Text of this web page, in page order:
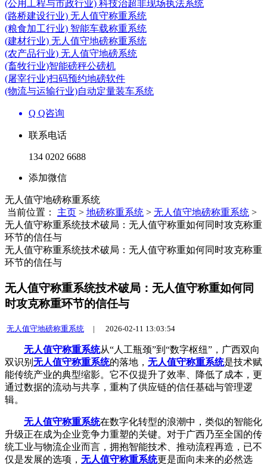
(公用工程与市政行业) 科技治超非现场执法系统
(路桥建设行业) 无人值守称重系统
(粮食加工行业) 智能车载称重系统
(建材行业) 无人值守地磅称重系统
(农产品行业) 无人值守地磅系统
(畜牧行业)智能磅秤公磅机
(屠宰行业)扫码预约地磅软件
(物流与运输行业)自动定量装车系统
Q Q咨询
联系电话
134 0202 6688
添加微信
无人值守地磅称重系统
当前位置： 主页 > 地磅称重系统 > 无人值守地磅称重系统 >
无人值守称重系统技术破局：无人值守称重如何同时攻克称重
环节的信任与
无人值守称重系统技术破局：无人值守称重如何同时攻克称重
环节的信任与
无人值守称重系统技术破局：无人值守称重如何同
时攻克称重环节的信任与
无人值守地磅称重系统 | 2026-02-11 13:03:54
无人值守称重系统从“人工瓶颈”到“数字枢纽”，广西双向
双识别 无人值守称重系统的落地， 无人值守称重系统是技术赋
能传统产业的典型缩影。它不仅提升了效率、降低了成本，更
通过数据的流动与共享，重构了供应链的信任基础与管理逻
辑。
无人值守称重系统在数字化转型的浪潮中，类似的智能化
升级正在成为企业竞争力重塑的关键。对于广西乃至全国的传
统工业与物流企业而言，拥抱智能技术、推动流程再造，已不
仅是发展的选项， 无人值守称重系统更是面向未来的必然选